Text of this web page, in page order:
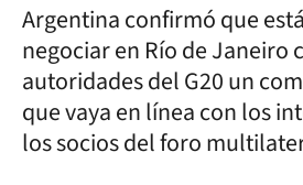
Argentina confirmó que
negociar en Río de Janeiro
autoridades del G20 un
que vaya en línea con los
los socios del foro